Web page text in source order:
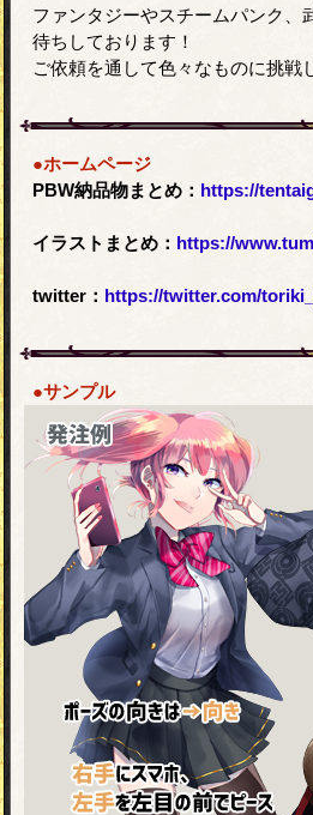
ファンタジーやスチームパンク、
待ちしております！
ご依頼を通して色々なものに挑戦
●ホームページ
PBW納品物まとめ： https://
イラストまとめ： https://
twitter： https://twitter.com/
●サンプル